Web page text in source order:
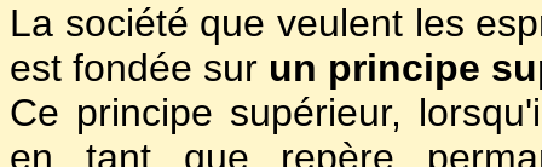
La société que veulent les
est fondée sur un principe
Ce principe supérieur,
en tant que repère